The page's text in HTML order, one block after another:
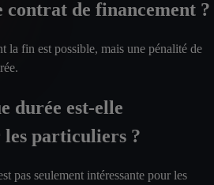
contrat de financement ?
la fin est possible, mais une pénalité de
durée est-elle
les particuliers ?
pas seulement intéressante pour les